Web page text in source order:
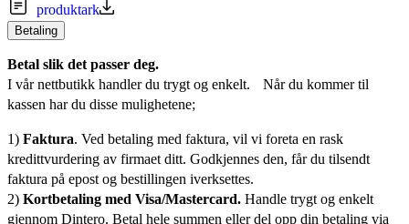
produktark
Betaling
Betal slik det passer deg.
I vår nettbutikk handler du trygt og enkelt. Når du kommer til
kassen har du disse mulighetene;
1) Faktura. Ved betaling med faktura, vil vi foreta en rask
kredittvurdering av firmaet ditt. Godkjennes den, får du tilsendt
faktura på epost og bestillingen iverksettes.
2) Kortbetaling med Visa/Mastercard. Handle trygt og enkelt
gjennom Dintero. Betal hele summen eller del opp din betaling via